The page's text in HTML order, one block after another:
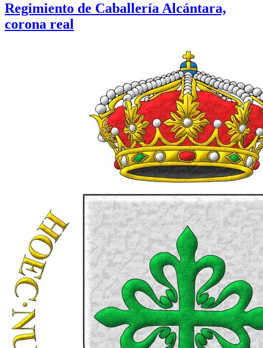
Regimiento de Caballería Alcántara,
corona real